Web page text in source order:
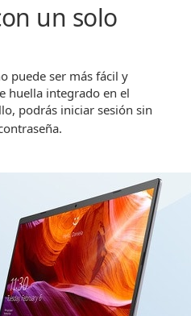
un solo
puede ser más fácil y
huella integrado en el
podrás iniciar sesión sin